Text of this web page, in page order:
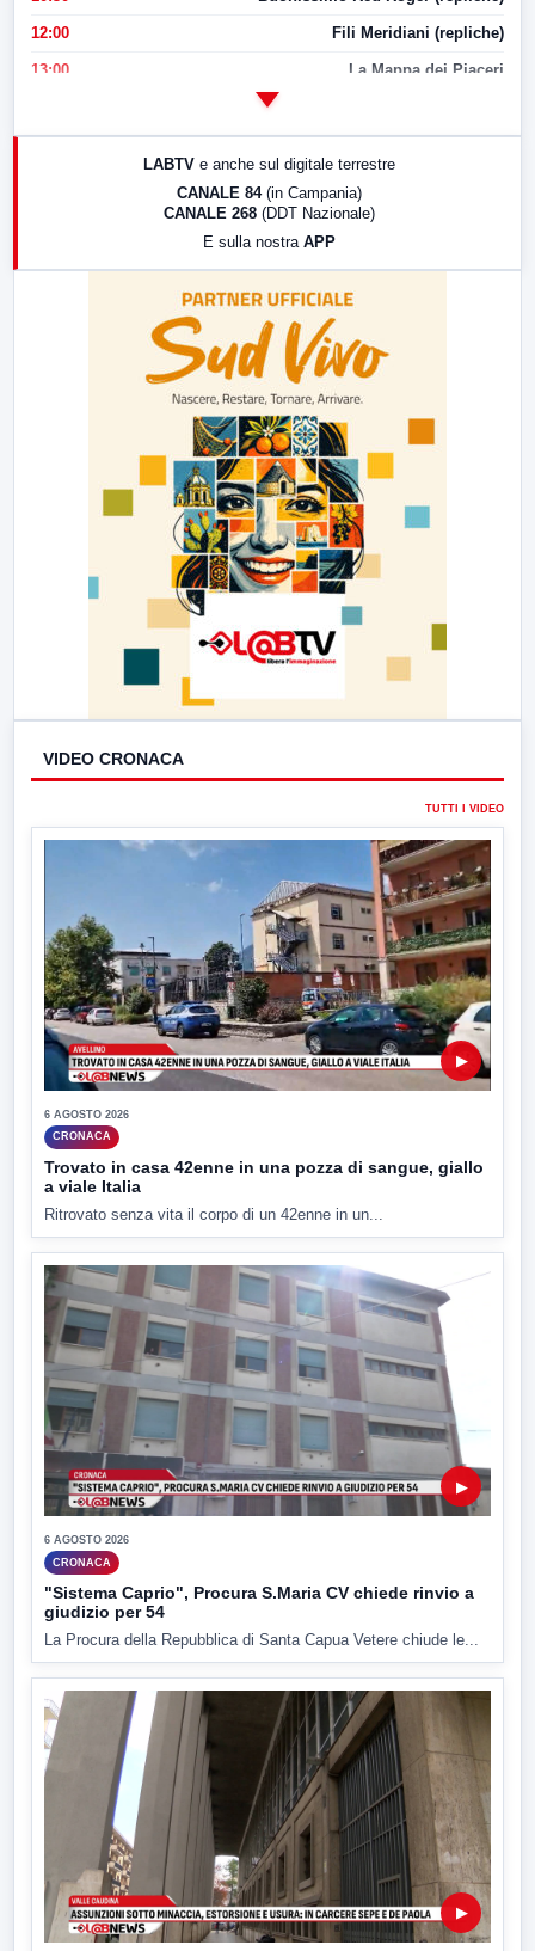
12:00 Fili Meridiani (repliche)
13:00 La Mappa dei Piaceri
17:00 LabNews (replica)
LABTV e anche sul digitale terrestre
CANALE 84 (in Campania)
CANALE 268 (DDT Nazionale)
E sulla nostra APP
VIDEO CRONACA
TUTTI I VIDEO
▶
6 AGOSTO 2026
CRONACA
Trovato in casa 42enne in una pozza di sangue, giallo
a viale Italia
Ritrovato senza vita il corpo di un 42enne in un...
▶
6 AGOSTO 2026
CRONACA
"Sistema Caprio", Procura S.Maria CV chiede rinvio a
giudizio per 54
La Procura della Repubblica di Santa Capua Vetere chiude le...
▶